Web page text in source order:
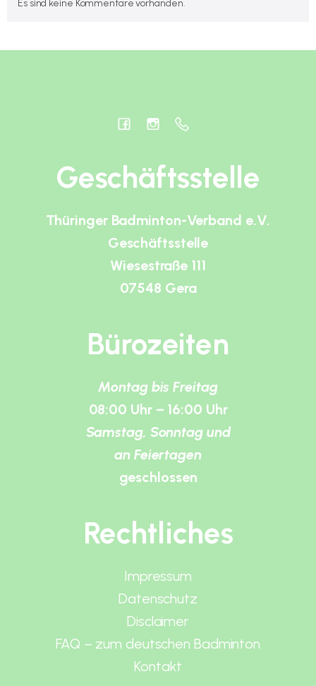
Es sind keine Kommentare vorhanden.
Geschäftsstelle
Thüringer Badminton-Verband e.V.
Geschäftsstelle
Wiesestraße 111
07548 Gera
Bürozeiten
Montag bis Freitag
08:00 Uhr – 16:00 Uhr
Samstag, Sonntag und
an Feiertagen
geschlossen
Rechtliches
Impressum
Datenschutz
Disclaimer
FAQ – zum deutschen Badminton
Kontakt